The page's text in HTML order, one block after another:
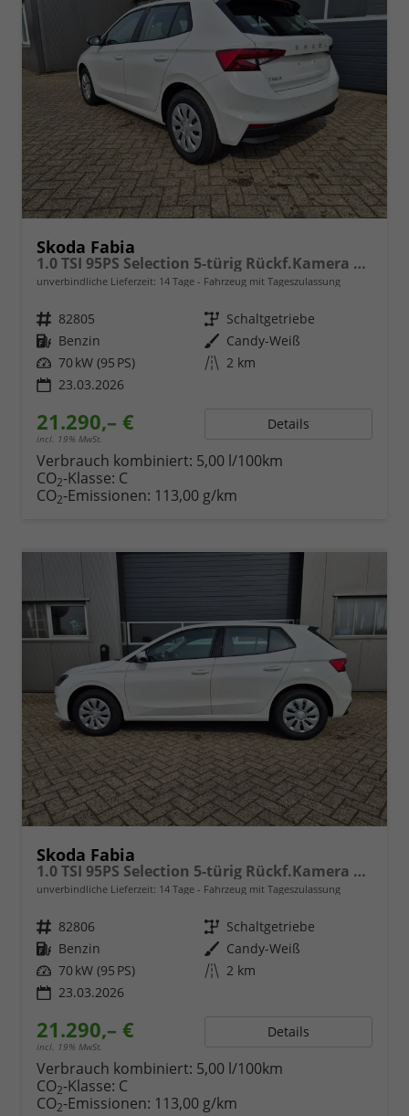
Skoda Fabia
1.0 TSI 95PS Selection 5-türig Rückf.Kamera Parksensoren Sitzheizung Multifunktionslenkrad Klima Skoda-Radio Bluetooth Touchscreen Tempomat Nebelsch. Apple CarPlay + Android Auto
unverbindliche Lieferzeit: 14 Tage Fahrzeug mit Tageszulassung
Fahrzeugnr. 82805 Getriebe Schaltgetriebe
Kraftstoff Benzin Außenfarbe Candy-Weiß
Leistung 70 kW (95 PS) Kilometerstand 2 km
23.03.2026
21.290,– €
incl. 19% MwSt.
Details
Verbrauch kombiniert: 5,00 l/100km
CO2-Klasse: C
CO2-Emissionen: 113,00 g/km
Skoda Fabia
1.0 TSI 95PS Selection 5-türig Rückf.Kamera Parksensoren Sitzheizung Multifunktionslenkrad Klima Skoda-Radio Bluetooth Touchscreen Tempomat Nebelsch. Apple CarPlay + Android Auto
unverbindliche Lieferzeit: 14 Tage Fahrzeug mit Tageszulassung
Fahrzeugnr. 82806 Getriebe Schaltgetriebe
Kraftstoff Benzin Außenfarbe Candy-Weiß
Leistung 70 kW (95 PS) Kilometerstand 2 km
23.03.2026
21.290,– €
incl. 19% MwSt.
Details
Verbrauch kombiniert: 5,00 l/100km
CO2-Klasse: C
CO2-Emissionen: 113,00 g/km